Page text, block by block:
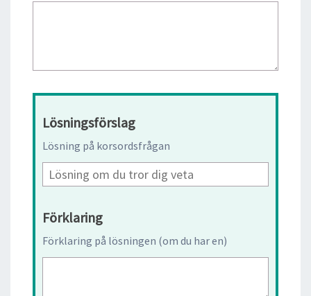
Lösningsförslag
Lösning på korsordsfrågan
Förklaring
Förklaring på lösningen (om du har en)